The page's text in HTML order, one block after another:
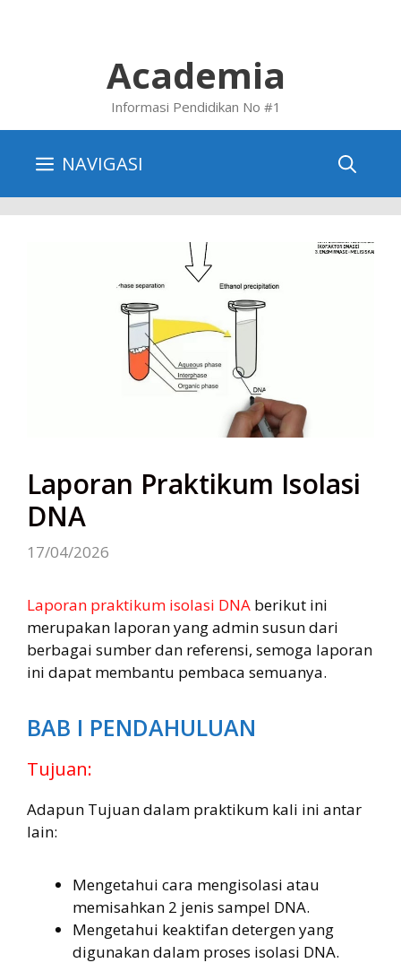
Academia
Informasi Pendidikan No #1
NAVIGASI
Laporan Praktikum Isolasi
DNA
17/04/2026
Laporan praktikum isolasi DNA berikut ini
merupakan laporan yang admin susun dari
berbagai sumber dan referensi, semoga laporan
ini dapat membantu pembaca semuanya.
BAB I PENDAHULUAN
Tujuan:
Adapun Tujuan dalam praktikum kali ini antar
lain:
Mengetahui cara mengisolasi atau
memisahkan 2 jenis sampel DNA.
Mengetahui keaktifan detergen yang
digunakan dalam proses isolasi DNA.